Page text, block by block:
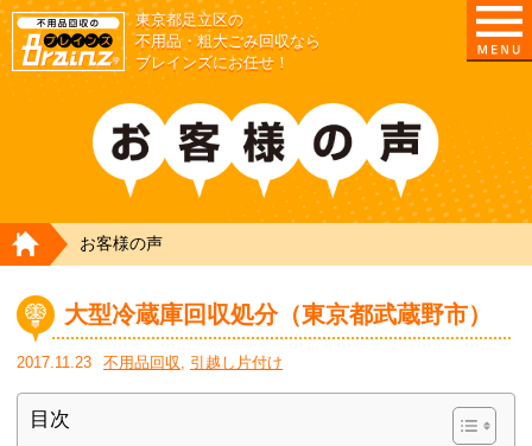
東京都足立区の
不用品・粗大ごみ回収なら
ブレインズにお任せ！
HOME
お客様の声
大型冷蔵庫回収処分（東京都武蔵野市）
2017.11.23 不用品回収, 引越し片付け
目次